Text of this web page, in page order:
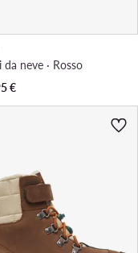
da neve · Rosso
€